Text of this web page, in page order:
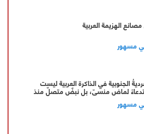
الهزيمة العربية
مسهور
الجنوبية في الذاكرة العربية ليست
لماضٍ منسيّ، بل نبضٌ متصلٌ منذ
الأولى
مسهور